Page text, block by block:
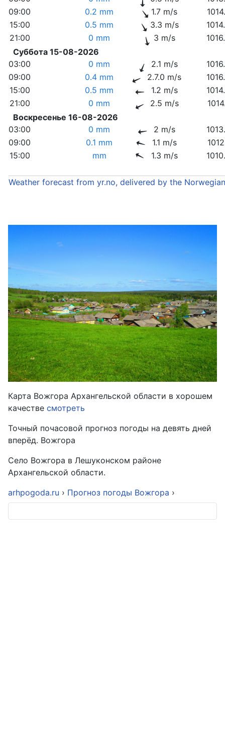
09:00
0.2 mm 1.7 m/s
15:00
0.5 mm 3.3 m/s
21:00
0 mm 3 m/s
Суббота 15-08-2026
03:00
0 mm 2.1 m/s
09:00
0.4 mm 2.7.0 m/s
15:00
0.5 mm 1.2 m/s
21:00
0 mm 2.5 m/s
Воскресенье 16-08-2026
03:00
0 mm 2 m/s
09:00
0.1 mm 1.1 m/s
15:00
mm 1.3 m/s
Weather forecast from yr.no, delivered by the
Карта Вожгора Архангельской области в хорошем
качестве смотреть
Точный почасовой прогноз погоды на девять дней
вперёд. Вожгора
Село Вожгора в Лешуконском районе
Архангельской области.
arhpogoda.ru › Прогноз погоды Вожгора ›